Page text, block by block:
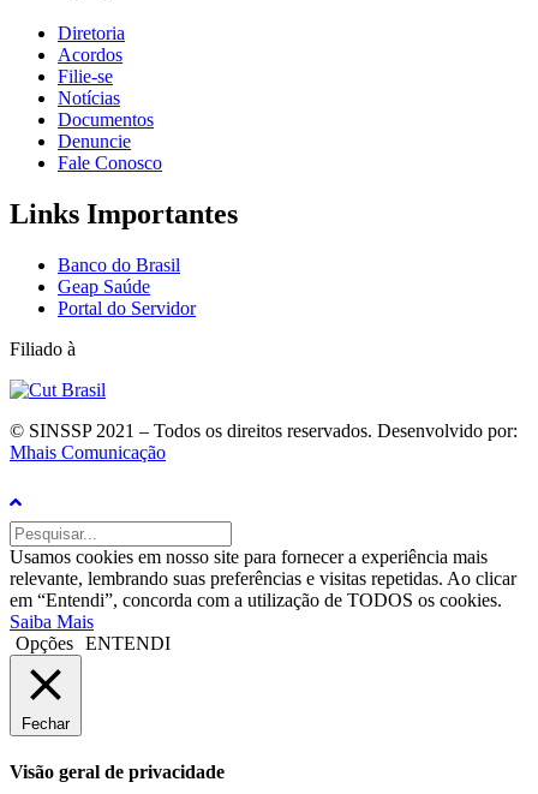
Diretoria
Acordos
Filie-se
Notícias
Documentos
Denuncie
Fale Conosco
Links Importantes
Banco do Brasil
Geap Saúde
Portal do Servidor
Filiado à
© SINSSP 2021 – Todos os direitos reservados. Desenvolvido por:
Mhais Comunicação
Usamos cookies em nosso site para fornecer a experiência mais
relevante, lembrando suas preferências e visitas repetidas. Ao clicar
em “Entendi”, concorda com a utilização de TODOS os cookies.
Saiba Mais
Opções ENTENDI
Fechar
Visão geral de privacidade